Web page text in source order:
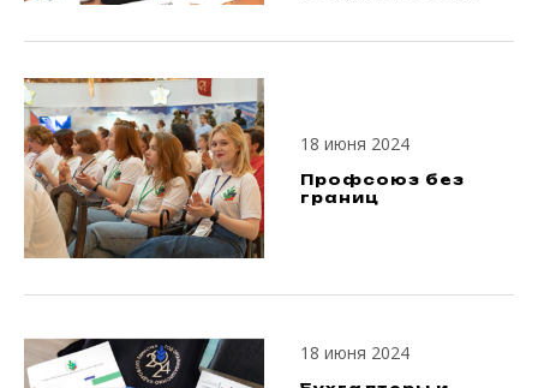
18 июня 2024
Профсоюз без
границ
18 июня 2024